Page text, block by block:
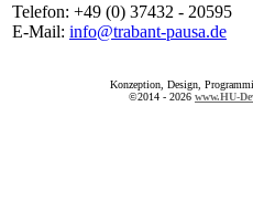
Telefon: +49 (0) 37432 - 20595
E-Mail: info@trabant-pausa.de
Konzeption, Design,
©2014 - 2026 www.HU-